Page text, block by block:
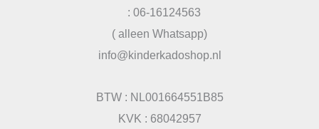
: 06-16124563
( alleen Whatsapp)
info@kinderkadoshop.nl
BTW : NL001664551B85
KVK : 68042957